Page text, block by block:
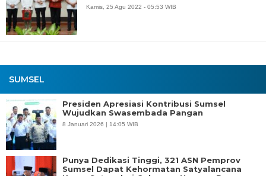
SUMSEL
Presiden Apresiasi Kontribusi Sumsel
Wujudkan Swasembada Pangan
8 Januari 2026 | 14:05 WIB
Punya Dedikasi Tinggi, 321 ASN Pemprov
Sumsel Dapat Kehormatan Satyalancana
Kamis, 25 Agu 2022 - 05:53 WIB